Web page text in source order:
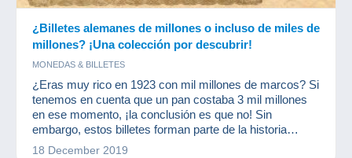
¿Billetes alemanes de millones o incluso de miles de
millones? ¡Una colección por descubrir!
MONEDAS & BILLETES
¿Eras muy rico en 1923 con mil millones de marcos? Si
tenemos en cuenta que un pan costaba 3 mil millones
en ese momento, ¡la conclusión es que no! Sin
embargo, estos billetes forman parte de la historia
monetaria internacional y hacen las delicias de los
18 December 2019